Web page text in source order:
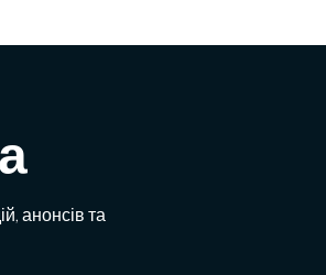
анонсів та